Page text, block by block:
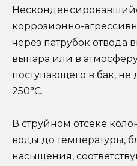
коррозионно-
через патрубок отвода
выпара или в
поступающего в бак,
250°С.
В струйном отсеке
воды до температуры,
насыщения,